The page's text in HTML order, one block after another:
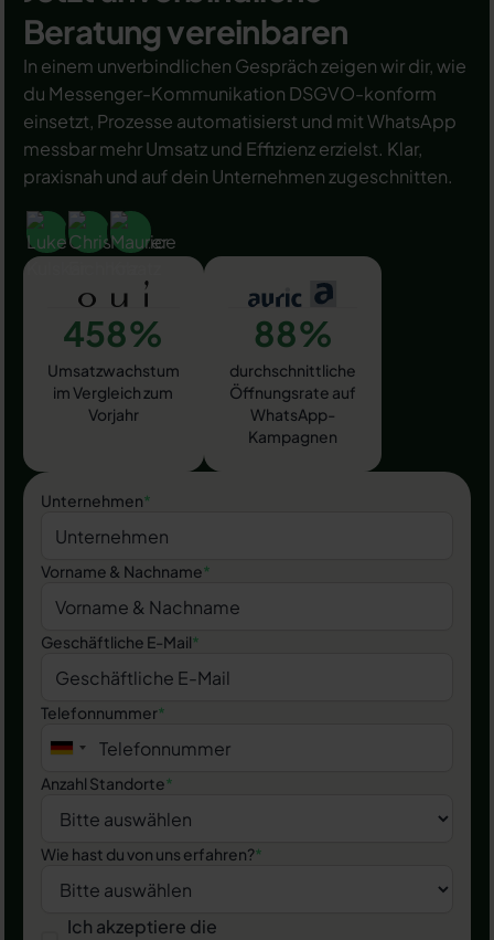
Beratung vereinbaren
In einem unverbindlichen Gespräch zeigen wir dir, wie
du Messenger-Kommunikation DSGVO-konform
einsetzt, Prozesse automatisierst und mit WhatsApp
messbar mehr Umsatz und Effizienz erzielst. Klar,
praxisnah und auf dein Unternehmen zugeschnitten.
458%
Umsatzwachstum
im Vergleich zum
Vorjahr
88%
durchschnittliche
Öffnungsrate auf
WhatsApp-
Kampagnen
Unternehmen*
Vorname & Nachname*
Geschäftliche E-Mail*
Telefonnummer*
Anzahl Standorte*
Wie hast du von uns erfahren?*
Ich akzeptiere die